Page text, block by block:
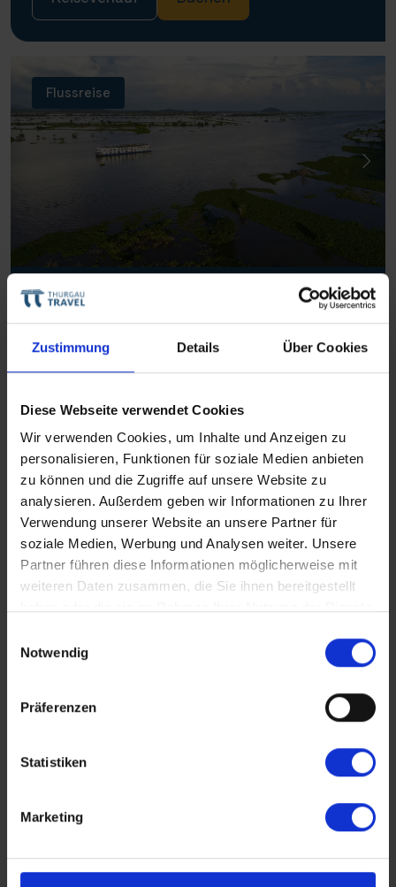
Zustimmung Details Über Cookies
Diese Webseite verwendet Cookies
Wir verwenden Cookies, um Inhalte und Anzeigen zu
personalisieren, Funktionen für soziale Medien anbieten
zu können und die Zugriffe auf unsere Website zu
analysieren. Außerdem geben wir Informationen zu Ihrer
Verwendung unserer Website an unsere Partner für
soziale Medien, Werbung und Analysen weiter. Unsere
Partner führen diese Informationen möglicherweise mit
weiteren Daten zusammen, die Sie ihnen bereitgestellt
Notwendig
Präferenzen
Statistiken
Marketing
Flussreise
Mekong Discovery
Auf der «Mekong Discovery» über den
Tonle Sap See ins Mekong Delta
SAIGON
September - November 2027
Nächste Reisedaten
28. September 2027
14. Oktober 2027
26. Oktober 2027
11. November 2027
17 Tageab 6.790 €